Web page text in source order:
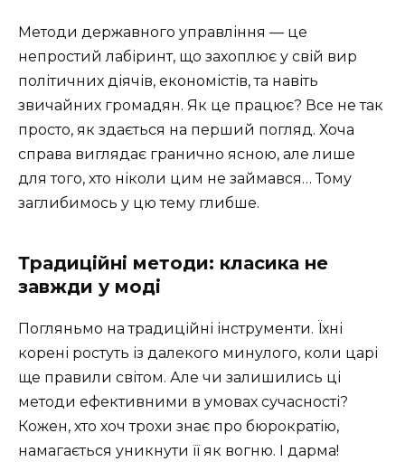
Методи державного управління — це
непростий лабіринт, що захоплює у свій вир
політичних діячів, економістів, та навіть
звичайних громадян. Як це працює? Все не так
просто, як здається на перший погляд. Хоча
справа виглядає гранично ясною, але лише
для того, хто ніколи цим не займався… Тому
заглибимось у цю тему глибше.
Традиційні методи: класика не
завжди у моді
Погляньмо на традиційні інструменти. Їхні
корені ростуть із далекого минулого, коли царі
ще правили світом. Але чи залишились ці
методи ефективними в умовах сучасності?
Кожен, хто хоч трохи знає про бюрократію,
намагається уникнути її як вогню. І дарма!